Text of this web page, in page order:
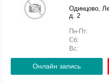
Одинцово,
д. 2
Пн-Пт:
Сб:
Вс:
Онлайн запись